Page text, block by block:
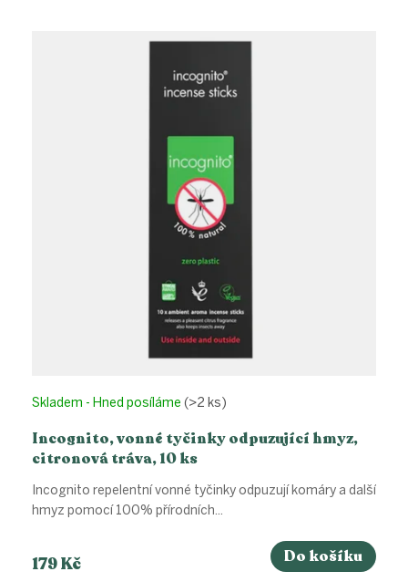
Incognito, vonné tyčinky odpuzující hmyz,
citronová tráva, 10 ks
Skladem - Hned posíláme (>2 ks)
179 Kč Do košíku
Incognito repelentní vonné tyčinky odpuzují komáry a další
hmyz pomocí 100% přírodních...